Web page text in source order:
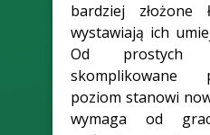
bardziej złożone
wystawiają ich
Od prostych
skomplikowane
poziom stanowi
wymaga od